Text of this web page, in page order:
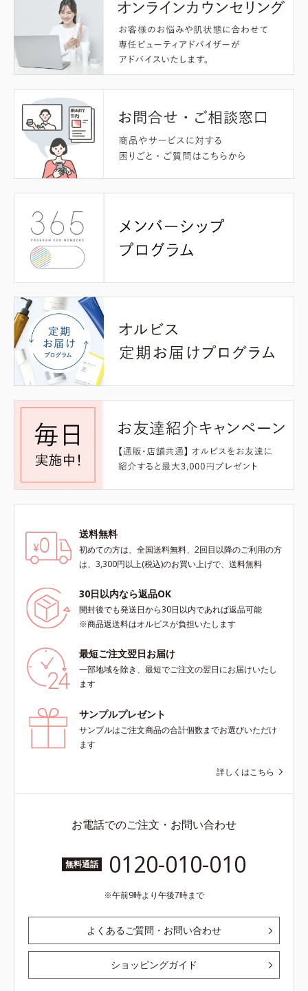
送料無料
初めての方は、全国送料無料、2回目以降のご利用の方
は、3,300円以上(税込)のお買い上げで、送料無料
30日以内なら返品OK
開封後でも発送日から30日以内であれば返品可能
※商品返送料はオルビスが負担いたします
最短ご注文翌日お届け
一部地域を除き、最短でご注文の翌日にお届けいたし
ます
サンプルプレゼント
サンプルはご注文商品の合計個数までお選びいただけ
ます
詳しくはこちら
お電話でのご注文・お問い合わせ
無料通話 0120-010-010
午前9時より午後7時まで
よくあるご質問・お問い合わせ
ショッピングガイド